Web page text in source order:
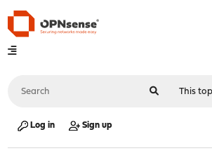
Log in Sign up